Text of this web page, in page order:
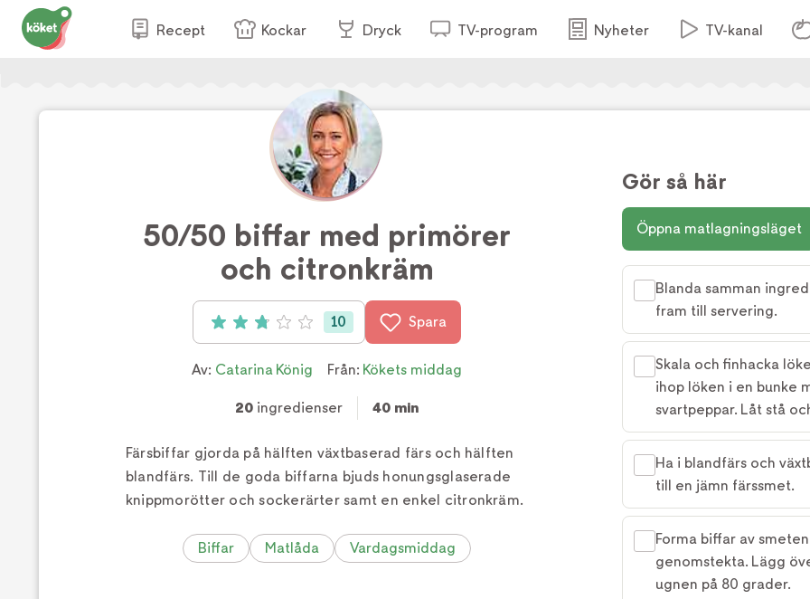
Recept Kockar Dryck TV-program Nyheter TV-kanal
50/50 biffar med primörer
och citronkräm
Betyg: 2.8 av 5 (10 röster)
10 Spara
Av: Catarina König Från: Kökets middag
20 ingredienser 40 min
Färsbiffar gjorda på hälften växtbaserad färs och hälften
blandfärs. Till de goda biffarna bjuds honungsglaserade
knippmorötter och sockerärter samt en enkel citronkräm.
Biffar Matlåda Vardagsmiddag
Gör så här
Öppna matlagningsläget
Blanda samman
fram till servering.
Skala och finhacka
ihop löken i en bunke
svartpeppar. Låt stå
Ha i blandfärs och
till en jämn färssmet.
Forma biffar av
genomstekta. Lägg
ugnen på 80 grader.